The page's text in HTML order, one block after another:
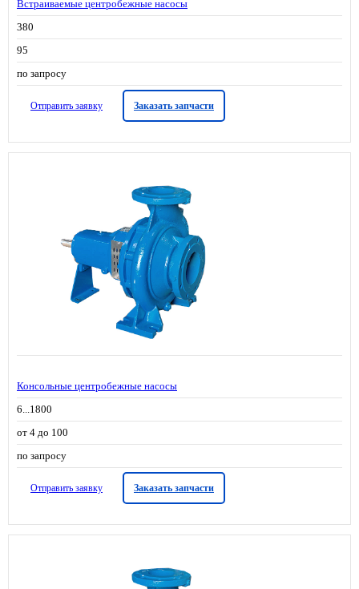
Встраиваемые центробежные насосы
380
95
по запросу
Отправить заявку Заказать запчасти
Консольные центробежные насосы
6...1800
от 4 до 100
по запросу
Отправить заявку Заказать запчасти